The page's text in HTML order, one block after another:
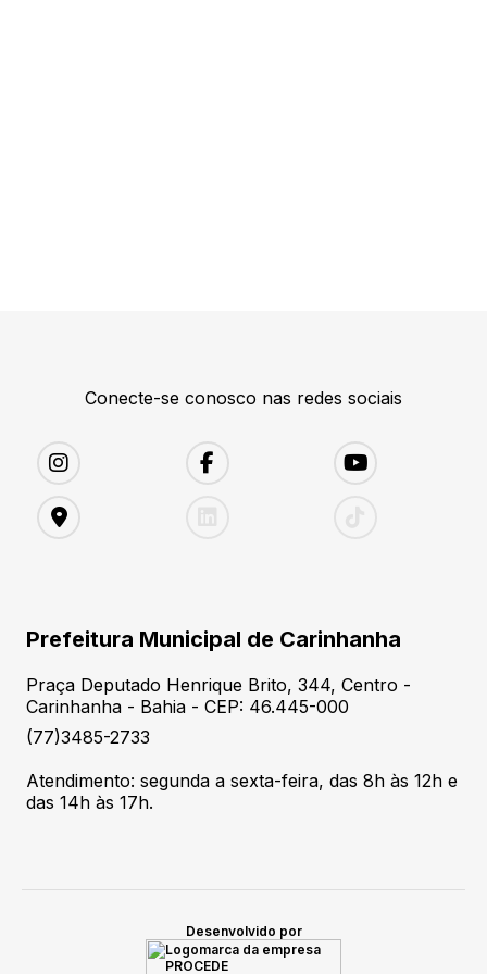
Conecte-se conosco nas redes sociais
Prefeitura Municipal de Carinhanha
Praça Deputado Henrique Brito, 344, Centro -
Carinhanha - Bahia - CEP: 46.445-000
(77)3485-2733
Atendimento: segunda a sexta-feira, das 8h às 12h e
das 14h às 17h.
Desenvolvido por